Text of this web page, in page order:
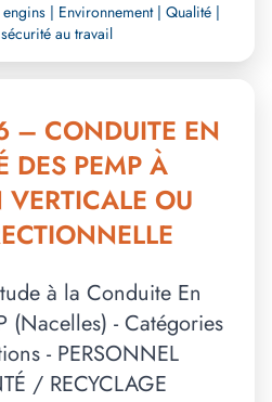
| Environnement | Qualité |
au travail
– CONDUITE EN
DES PEMP À
VERTICALE OU
à la Conduite En
(Nacelles) - Catégories
- PERSONNEL
/ RECYCLAGE